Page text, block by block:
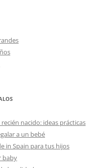
recién nacido: ideas prácticas
a un bebé
in Spain para tus hijos
baby